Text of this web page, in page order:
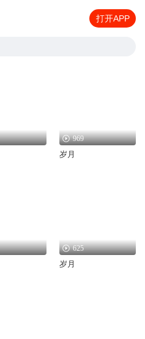
打开APP
969
岁月
625
岁月